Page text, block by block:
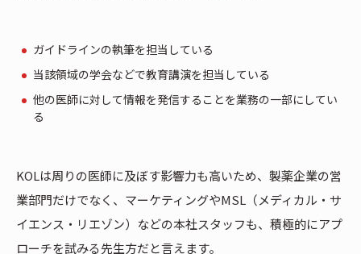
ガイドラインの執筆を担当している
当該領域の学会などで教育講演を担当している
他の医師に対して情報を発信することを業務の一部にしてい
る
KOLは周りの医師に及ぼす影響力も高いため、製薬企業の営
業部門だけでなく、マーケティングやMSL（メディカル・サ
イエンス・リエゾン）などの本社スタッフも、積極的にアプ
ローチを試みる先生方だと言えます。